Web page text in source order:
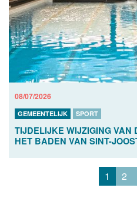
08/07/2026
GEMEENTELIJK SPORT
TIJDELIJKE WIJZIGING VAN
HET BADEN VAN SINT-
1 2